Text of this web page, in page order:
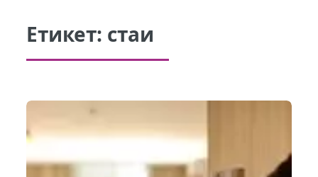
Етикет: стаи